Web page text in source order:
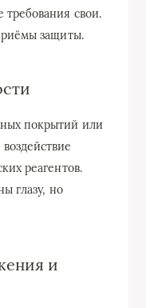
свои.
защиты.
покрытий или
реагентов.
глазу, но
и